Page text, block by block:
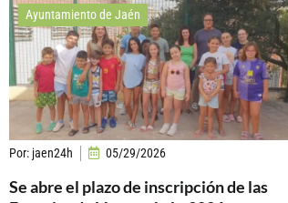
Ayuntamiento de Jaén
Por: jaen24h 05/29/2026
Se abre el plazo de inscripción de las